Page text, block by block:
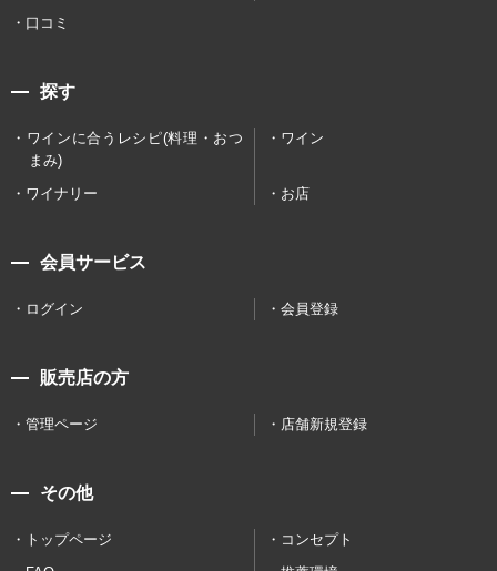
口コミ
探す
ワインに合うレシピ(料理・おつ
まみ)
ワイン
ワイナリー お店
会員サービス
ログイン 会員登録
販売店の方
管理ページ 店舗新規登録
その他
トップページ
コンセプト